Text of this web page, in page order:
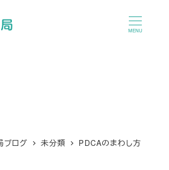
MENU
ブログ 未分類 PDCAのまわし方